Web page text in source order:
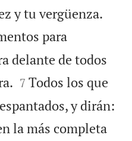
y tu vergüenza.
para
delante de todos


7 Todos los que
y dirán:
la más completa